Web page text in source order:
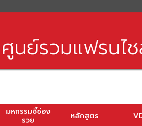
ศูนย์รวมแฟรนไ
มหกรรมชี้ช่อง
รวย
หลักสูตร